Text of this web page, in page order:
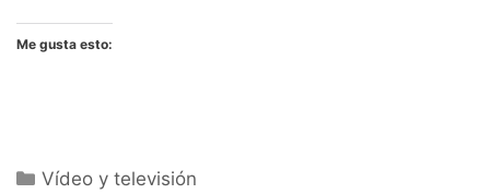
Me gusta esto:
Categorías
Vídeo y televisión